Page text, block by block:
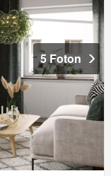
5 Foton